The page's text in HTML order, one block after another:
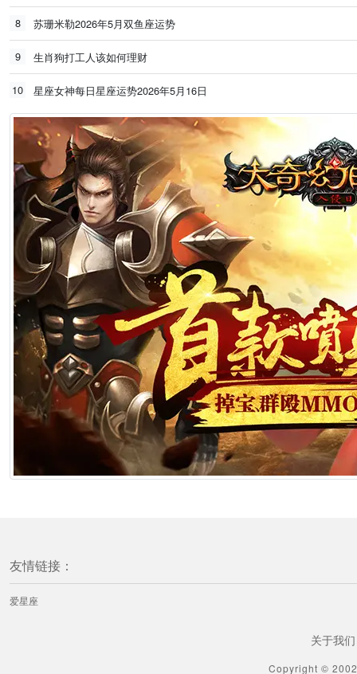
8 苏珊米勒2026年5月双鱼座运势
9 生肖狗打工人该如何理财
10 星座女神每日星座运势2026年5月16日
友情链接：
爱星座
关于我们
Copyright ©